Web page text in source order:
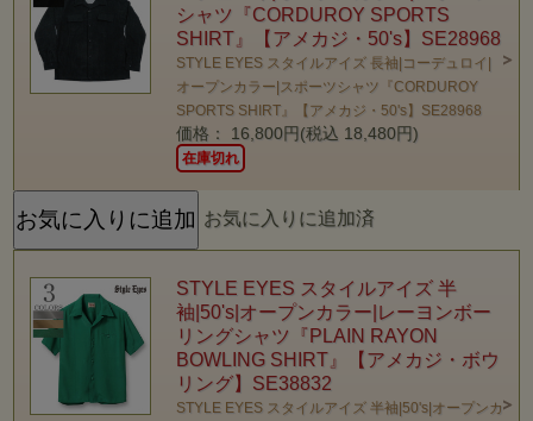
シャツ『CORDUROY SPORTS
SHIRT』【アメカジ・50's】SE28968
STYLE EYES スタイルアイズ 長袖|コーデュロイ|
オープンカラー|スポーツシャツ『CORDUROY
SPORTS SHIRT』【アメカジ・50's】SE28968
価格： 16,800円(税込 18,480円)
在庫切れ
お気に入りに追加済
STYLE EYES スタイルアイズ 半
袖|50's|オープンカラー|レーヨンボー
リングシャツ『PLAIN RAYON
BOWLING SHIRT』【アメカジ・ボウ
リング】SE38832
STYLE EYES スタイルアイズ 半袖|50's|オープンカ